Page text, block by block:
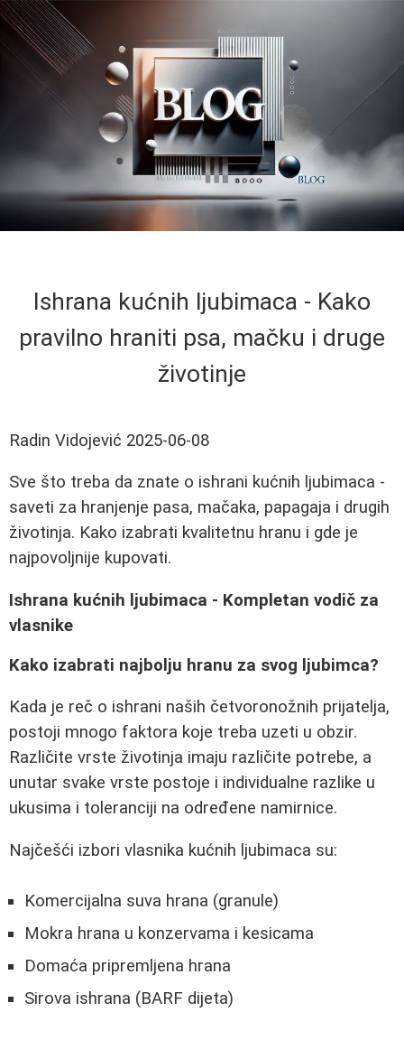
Ishrana kućnih ljubimaca - Kako
pravilno hraniti psa, mačku i druge
životinje
Radin Vidojević 2025-06-08
Sve što treba da znate o ishrani kućnih ljubimaca -
saveti za hranjenje pasa, mačaka, papagaja i drugih
životinja. Kako izabrati kvalitetnu hranu i gde je
najpovoljnije kupovati.
Ishrana kućnih ljubimaca - Kompletan vodič za
vlasnike
Kako izabrati najbolju hranu za svog ljubimca?
Kada je reč o ishrani naših četvoronožnih prijatelja,
postoji mnogo faktora koje treba uzeti u obzir.
Različite vrste životinja imaju različite potrebe, a
unutar svake vrste postoje i individualne razlike u
ukusima i toleranciji na određene namirnice.
Najčešći izbori vlasnika kućnih ljubimaca su:
Komercijalna suva hrana (granule)
Mokra hrana u konzervama i kesicama
Domaća pripremljena hrana
Sirova ishrana (BARF dijeta)